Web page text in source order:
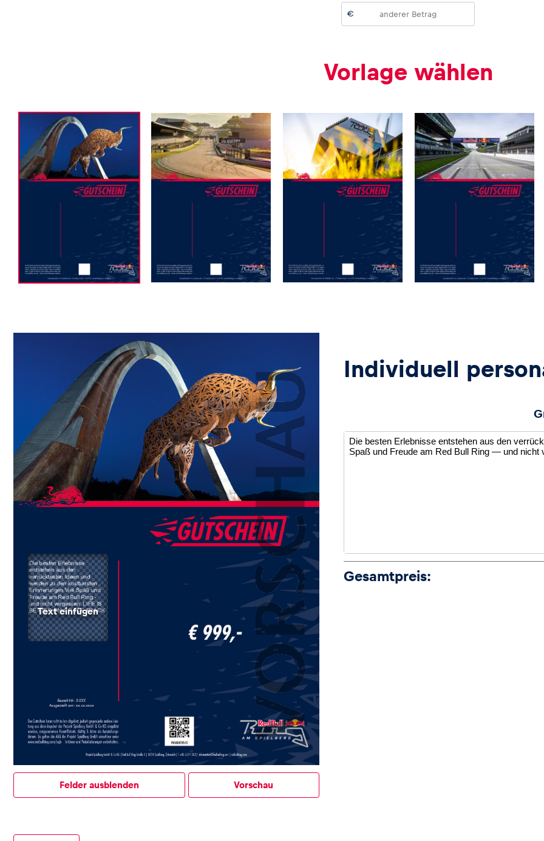
Erlebnisse
Alle anzeigen
Seiten
Alle anzeigen
Alle anzeigen
Business
Alle anzeigen
€
Vorlage wählen
Felder ausblenden Vorschau
Individuell
Gesamtpreis: